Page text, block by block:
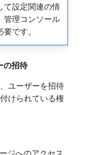
て設定関連の情
管理コンソール
です。
の招待
ユーザーを招待
けられている権